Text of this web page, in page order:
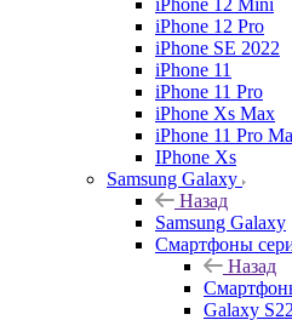
iPhone 12 Mini
iPhone 12 Pro
iPhone SE 2022
iPhone 11
iPhone 11 Pro
iPhone Xs Max
iPhone 11 Pro
IPhone Xs
Samsung Galaxy
Назад
Samsung Galaxy
Смартфоны
Назад
Galaxy